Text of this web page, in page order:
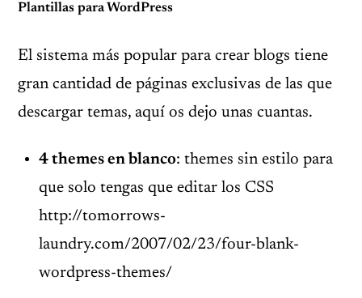
Plantillas para WordPress
El sistema más popular para crear blogs tiene
gran cantidad de páginas exclusivas de las que
descargar temas, aquí os dejo unas cuantas.
4 themes en blanco: themes sin estilo para
que solo tengas que editar los CSS
http://tomorrows-
laundry.com/2007/02/23/four-blank-
wordpress-themes/